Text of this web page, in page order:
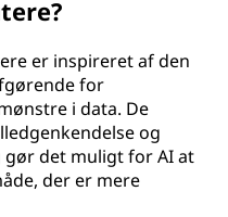
er inspireret af den
for
i data. De
og
det muligt for AI at
der er mere